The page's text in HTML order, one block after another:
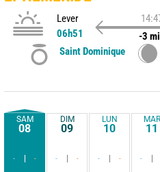
Lever
06h51
-3
Saint Dominique
SAM
08
- -
DIM
09
- -
LUN
10
- -
MAR
11
-